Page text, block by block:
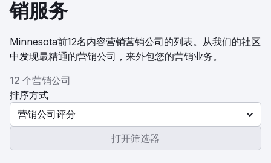
销服务
Minnesota前12名内容营销营销公司的列表。从我们的社区
中发现最精通的营销公司，来外包您的营销业务。
12 个营销公司
排序方式
营销公司评分
打开筛选器